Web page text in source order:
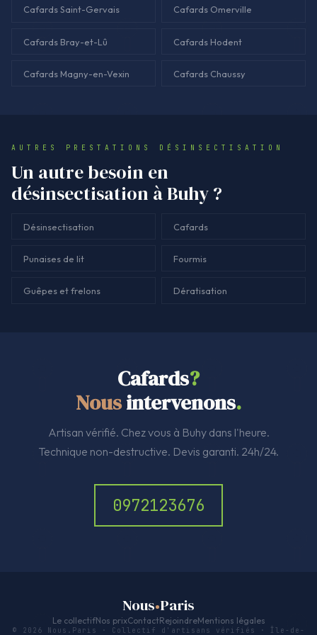
Cafards Saint-Gervais Cafards Omerville
Cafards Bray-et-Lû Cafards Hodent
Cafards Magny-en-Vexin Cafards Chaussy
AUTRES PRESTATIONS DÉSINSECTISATION
Un autre besoin en
désinsectisation à Buhy ?
Désinsectisation Cafards
Punaises de lit Fourmis
Guêpes et frelons Dératisation
Cafards?
Nousintervenons.
Artisan vérifié. Chez vous à Buhy dans l'heure.
Technique non-destructive. Devis garanti. 24h/24.
0972123676
Nous Paris
Le collectifNos prixContactRejoindreMentions légales
© 2026 Nous.Paris · Collectif d'artisans vérifiés · Île-de-